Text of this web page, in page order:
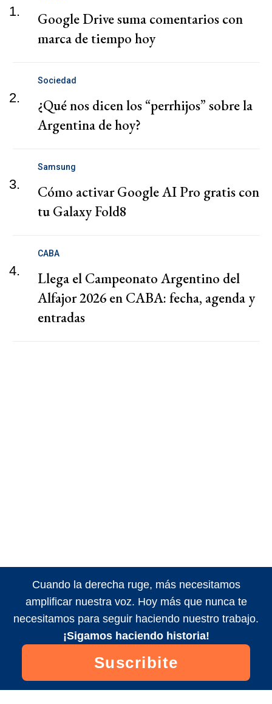
1.
Google Drive suma comentarios con
marca de tiempo hoy
2.
Sociedad
¿Qué nos dicen los “perrhijos” sobre la
Argentina de hoy?
3.
Samsung
Cómo activar Google AI Pro gratis con
tu Galaxy Fold8
4.
CABA
Llega el Campeonato Argentino del
Alfajor 2026 en CABA: fecha, agenda y
entradas
Cuando la derecha ruge, más necesitamos
amplificar nuestra voz. Hoy más que nunca te
necesitamos para seguir haciendo nuestro trabajo.
¡Sigamos haciendo historia!
Suscribite